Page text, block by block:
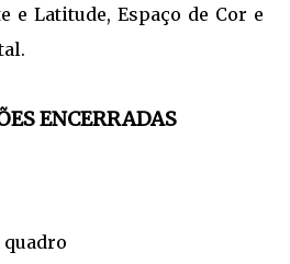
e Latitude, Espaço de Cor e
ENCERRADAS
quadro